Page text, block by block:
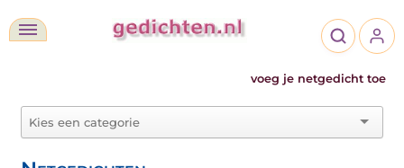
voeg je netgedicht toe